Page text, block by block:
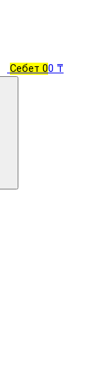
Себет 00 ₸